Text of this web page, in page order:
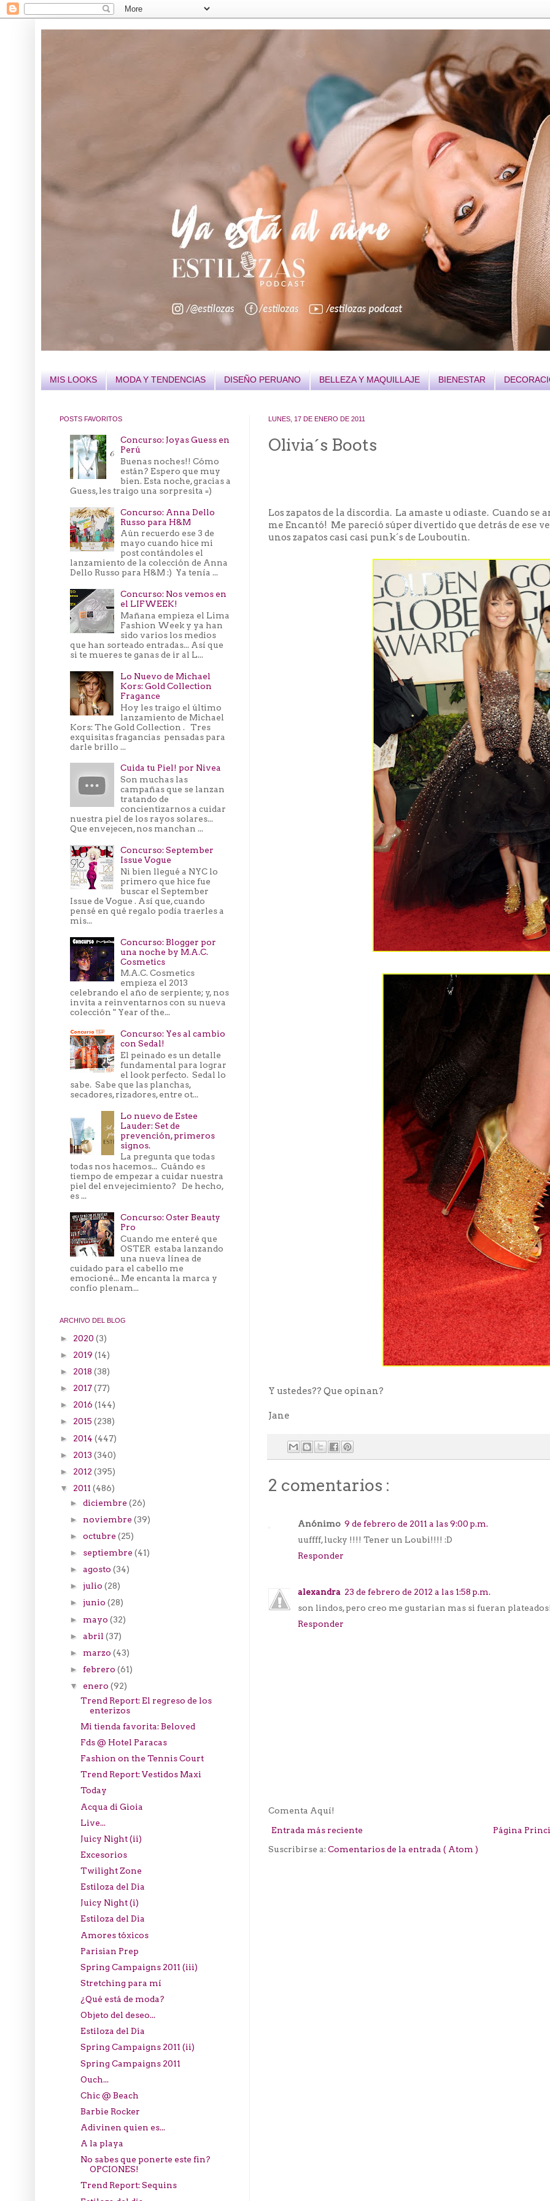
MIS LOOKS MODA Y TENDENCIAS DISEÑO PERUANO BELLEZA Y MAQUILLAJE BIENESTAR
LUNES, 17 DE ENERO DE 2011
Olivia´s Boots
Los zapatos de la discordia. La amaste u odiaste. Cuando
me Encantó! Me pareció súper divertido que detrás de ese
unos zapatos casi casi punk´s de Louboutin.
Y ustedes?? Que opinan?
Jane
2 comentarios :
Anónimo 9 de febrero de 2011 a las 9:00 p.m.
uuffff, lucky !!!! Tener un Loubi!!!! :D
Responder
alexandra 23 de febrero de 2012 a las 1:58 p.m.
son lindos, pero creo me gustarian mas si fueran
Responder
Comenta Aquí!
Entrada más reciente
Página
Suscribirse a:Comentarios de la entrada ( Atom )
POSTS FAVORITOS
Concurso: Joyas Guess en
Perú
Buenas noches!! Cómo
están? Espero que muy
bien. Esta noche, gracias a
Guess, les traigo una sorpresita =)
Concurso: Anna Dello
Russo para H&M
Aún recuerdo ese 3 de
mayo cuando hice mi
post contándoles el
lanzamiento de la colección de Anna
Dello Russo para H&M :) Ya tenía ...
Concurso: Nos vemos en
el LIFWEEK!
Mañana empieza el Lima
Fashion Week y ya han
sido varios los medios
que han sorteado entradas... Así que
si te mueres te ganas de ir al L...
Lo Nuevo de Michael
Kors: Gold Collection
Fragance
Hoy les traigo el último
lanzamiento de Michael
Kors: The Gold Collection . Tres
exquisitas fragancias pensadas para
darle brillo ...
Cuida tu Piel! por Nivea
Son muchas las
campañas que se lanzan
tratando de
concientizarnos a cuidar
nuestra piel de los rayos solares...
Que envejecen, nos manchan ...
Concurso: September
Issue Vogue
Ni bien llegué a NYC lo
primero que hice fue
buscar el September
Issue de Vogue . Así que, cuando
pensé en qué regalo podía traerles a
mis...
Concurso: Blogger por
una noche by M.A.C.
Cosmetics
M.A.C. Cosmetics
empieza el 2013
celebrando el año de serpiente; y, nos
invita a reinventarnos con su nueva
colección " Year of the...
Concurso: Yes al cambio
con Sedal!
El peinado es un detalle
fundamental para lograr
el look perfecto. Sedal lo
sabe. Sabe que las planchas,
secadores, rizadores, entre ot...
Lo nuevo de Estee
Lauder: Set de
prevención, primeros
signos.
La pregunta que todas
todas nos hacemos... Cuándo es
tiempo de empezar a cuidar nuestra
piel del envejecimiento? De hecho,
es ...
Concurso: Oster Beauty
Pro
Cuando me enteré que
OSTER estaba lanzando
una nueva línea de
cuidado para el cabello me
emocioné... Me encanta la marca y
confío plenam...
ARCHIVO DEL BLOG
► 2020 (3)
► 2019 (14)
► 2018 (38)
► 2017(77)
► 2016 (144)
► 2015 (238)
► 2014 (447)
► 2013 (340)
► 2012 (395)
▼ 2011 (486)
►diciembre(26)
► noviembre(39)
►octubre(25)
► septiembre(41)
►agosto(34)
►julio(28)
►junio(28)
► mayo(32)
►abril(37)
► marzo(43)
►febrero(61)
▼ enero(92)
Trend Report: El regreso de los
enterizos
Mi tienda favorita: Beloved
Fds @ Hotel Paracas
Fashion on the Tennis Court
Trend Report: Vestidos Maxi
Today
Acqua di Gioia
Live...
Juicy Night (ii)
Excesorios
Twilight Zone
Estiloza del Dia
Juicy Night (i)
Estiloza del Dia
Amores tóxicos
Parisian Prep
Spring Campaigns 2011 (iii)
Stretching para mí
¿Qué está de moda?
Objeto del deseo...
Estiloza del Dia
Spring Campaigns 2011 (ii)
Spring Campaigns 2011
Ouch...
Chic @ Beach
Barbie Rocker
Adivinen quien es...
A la playa
No sabes que ponerte este fin?
OPCIONES!
Trend Report: Sequins